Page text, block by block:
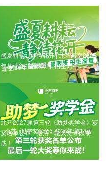
盛夏耕耘，静待花开 | 北艺画室2026
年基础部【暑期班】招生简章
北艺2027届第三轮《助梦奖学金》获
奖名单公布，最后一轮大奖等你来
战！